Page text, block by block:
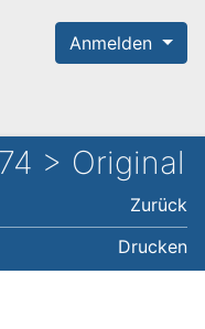
Anmelden
> Original
Zurück
Drucken